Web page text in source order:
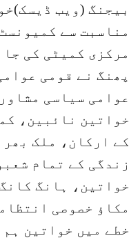
بیجنگ (ویب
مناسبت سے
مرکزی کمیٹی کی
پھنگ نے قومی
عوامی سیاسی
خواتین نائبین،
کے ارکان، ملک
زندگی کے تمام
خواتین، ہانگ
مکاؤ خصوصی
خطے میں خواتین